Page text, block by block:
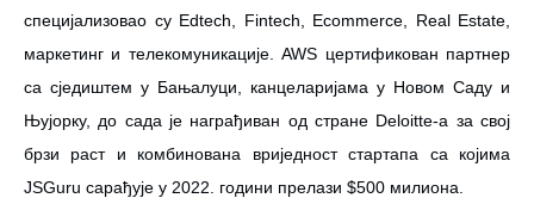
специјализовао су Edtech, Fintech, Ecommerce, Real Estate,
маркетинг и телекомуникације. AWS цертификован партнер
са сједиштем у Бањалуци, канцеларијама у Новом Саду и
Њујорку, до сада је награђиван од стране Deloitte-а за свој
брзи раст и комбинована вриједност стартапа са којима
JSGuru сарађује у 2022. години прелази $500 милиона.